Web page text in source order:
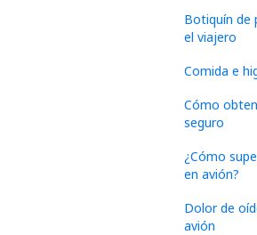
Botiquín de
el viajero
Comida e
Cómo
seguro
¿Cómo
en avión?
Dolor de
avión